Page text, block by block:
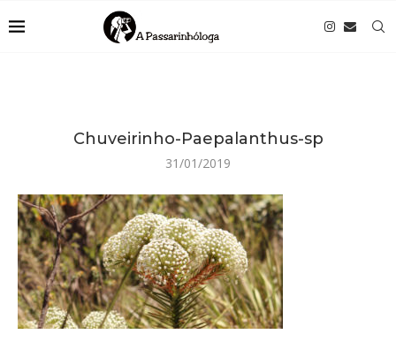
Chuveirinho-Paepalanthus-sp
31/01/2019